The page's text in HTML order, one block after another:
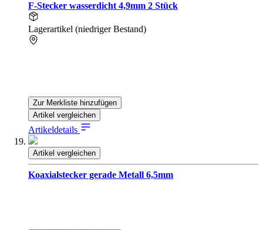
F-Stecker wasserdicht 4,9mm 2 Stück
Lagerartikel (niedriger Bestand)
Zur Merkliste hinzufügen
Artikel vergleichen
Artikeldetails
Artikel vergleichen
Koaxialstecker gerade Metall 6,5mm